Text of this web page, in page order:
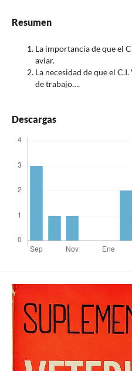
Resumen
La importancia de que el
aviar.
La necesidad de que el
de trabajo….
Descargas